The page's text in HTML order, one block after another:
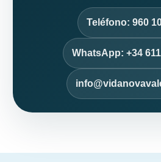
Teléfono: 960
WhatsApp: +34